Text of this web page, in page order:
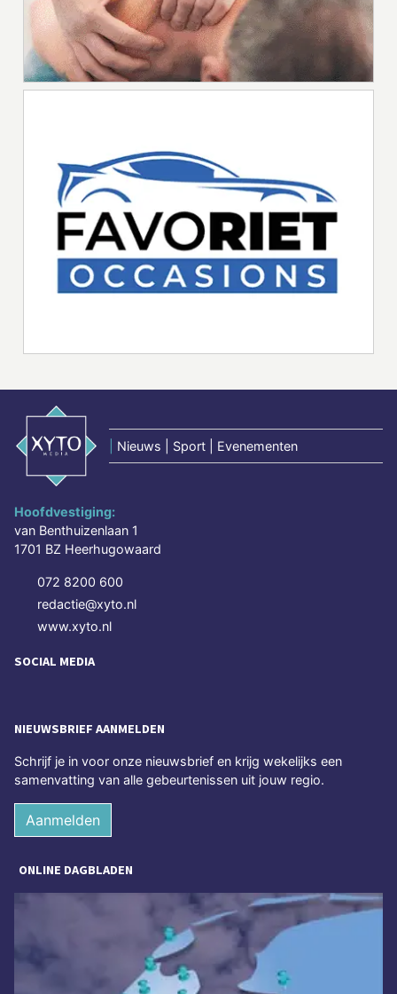
Nieuws | Sport | Evenementen
Hoofdvestiging:
van Benthuizenlaan 1
1701 BZ Heerhugowaard
072 8200 600
redactie@xyto.nl
www.xyto.nl
SOCIAL MEDIA
NIEUWSBRIEF AANMELDEN
Schrijf je in voor onze nieuwsbrief en krijg wekelijks een
samenvatting van alle gebeurtenissen uit jouw regio.
Aanmelden
ONLINE DAGBLADEN